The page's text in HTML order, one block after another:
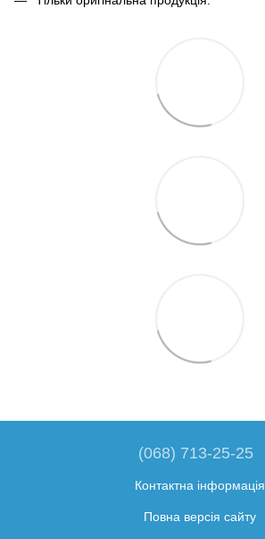
(068) 713-25-25
Контактна інформація
Повна версія сайту